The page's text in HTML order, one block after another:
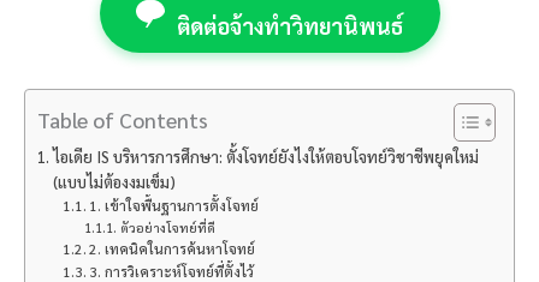
ติดต่อจ้างทำวิทยานิพนธ์
Table of Contents
ไอเดีย IS บริหารการศึกษา: ตั้งโจทย์ยังไงให้ตอบโจทย์วิชาชีพยุคใหม่
(แบบไม่ต้องงมเข็ม)
1. เข้าใจพื้นฐานการตั้งโจทย์
ตัวอย่างโจทย์ที่ดี
2. เทคนิคในการค้นหาโจทย์
3. การวิเคราะห์โจทย์ที่ตั้งไว้